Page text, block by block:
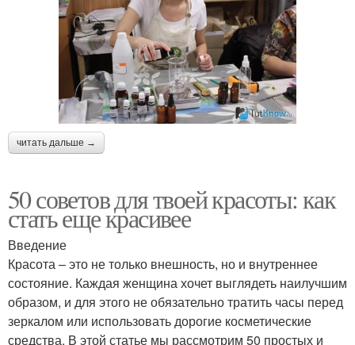
читать дальше →
50 советов для твоей красоты: как
стать еще красивее
Введение
Красота – это не только внешность, но и внутреннее
состояние. Каждая женщина хочет выглядеть наилучшим
образом, и для этого не обязательно тратить часы перед
зеркалом или использовать дорогие косметические
средства. В этой статье мы рассмотрим 50 простых и